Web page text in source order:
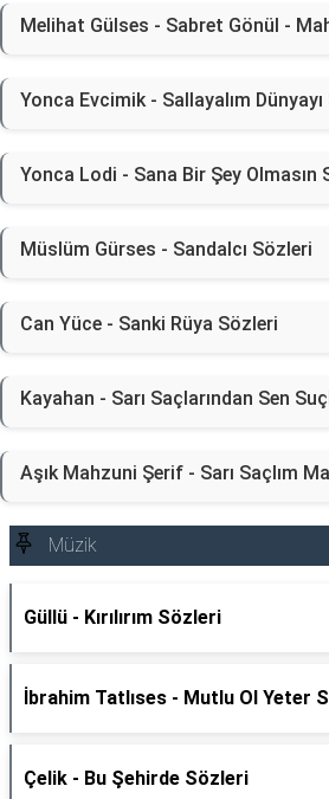
Melihat Gülses - Sabret Gönül -
Yonca Evcimik - Sallayalım
Yonca Lodi - Sana Bir Şey Olmasın
Müslüm Gürses - Sandalcı Sözleri
Can Yüce - Sanki Rüya Sözleri
Kayahan - Sarı Saçlarından Sen
Aşık Mahzuni Şerif - Sarı Saçlım
Müzik
Güllü - Kırılırım Sözleri
İbrahim Tatlıses - Mutlu Ol Yeter
Çelik - Bu Şehirde Sözleri